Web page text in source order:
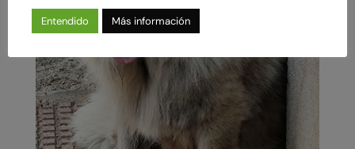
Entendido Más información